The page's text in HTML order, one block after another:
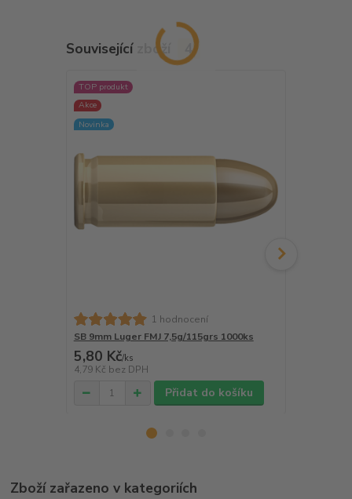
Související zboží 4
TOP produkt
Akce
Novinka
1 hodnocení
SB 9mm Luger FMJ 7,5g/115grs 1000ks
5,80 Kč/ks
4,79 Kč bez DPH
Přidat do košíku
Zboží zařazeno v kategoriích